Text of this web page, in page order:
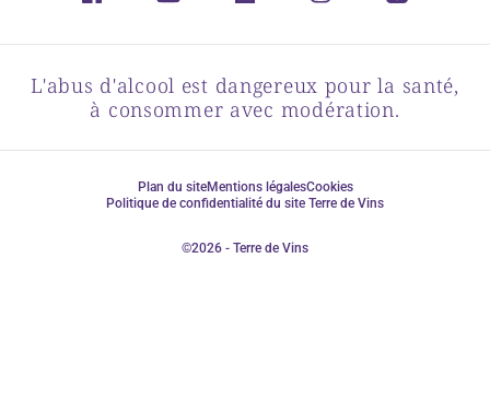
L'abus d'alcool est dangereux pour la santé,
à consommer avec modération.
Plan du siteMentions légalesCookies
Politique de confidentialité du site Terre de Vins
©2026 - Terre de Vins